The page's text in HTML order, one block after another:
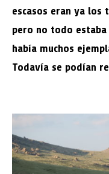
escasos eran ya los
pero no todo
había muchos
Todavía se podían